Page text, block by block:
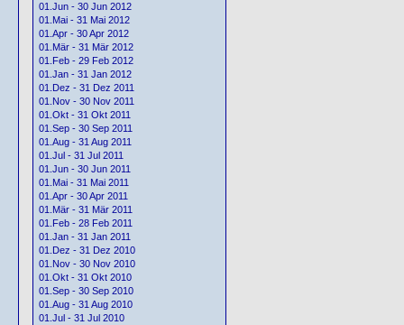
01.Jun - 30 Jun 2012
01.Mai - 31 Mai 2012
01.Apr - 30 Apr 2012
01.Mär - 31 Mär 2012
01.Feb - 29 Feb 2012
01.Jan - 31 Jan 2012
01.Dez - 31 Dez 2011
01.Nov - 30 Nov 2011
01.Okt - 31 Okt 2011
01.Sep - 30 Sep 2011
01.Aug - 31 Aug 2011
01.Jul - 31 Jul 2011
01.Jun - 30 Jun 2011
01.Mai - 31 Mai 2011
01.Apr - 30 Apr 2011
01.Mär - 31 Mär 2011
01.Feb - 28 Feb 2011
01.Jan - 31 Jan 2011
01.Dez - 31 Dez 2010
01.Nov - 30 Nov 2010
01.Okt - 31 Okt 2010
01.Sep - 30 Sep 2010
01.Aug - 31 Aug 2010
01.Jul - 31 Jul 2010